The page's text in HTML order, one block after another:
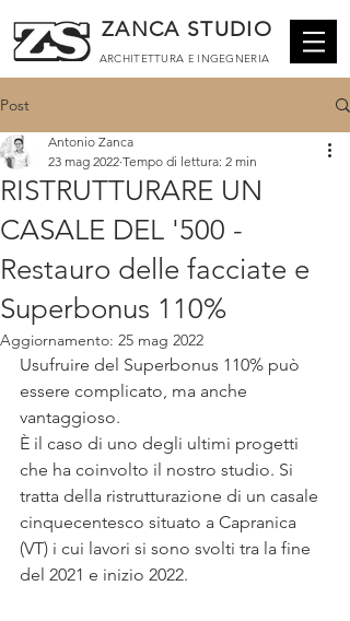
ZANCA STUDIO
ARCHITETTURA EINGEGNERIA
Post
RISTRUTTURARE UN
CASALE DEL '500 -
Restauro delle facciate e
Superbonus 110%
Antonio Zanca
23 mag 2022 Tempo di lettura: 2 min
Aggiornamento: 25 mag 2022
Usufruire del Superbonus 110% può
essere complicato, ma anche
vantaggioso.
È il caso di uno degli ultimi progetti
che ha coinvolto il nostro studio. Si
tratta della ristrutturazione di un casale
cinquecentesco situato a Capranica
(VT) i cui lavori si sono svolti tra la fine
del 2021 e inizio 2022.